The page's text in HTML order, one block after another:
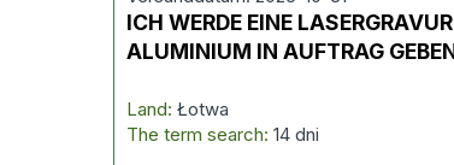
ICH WERDE EINE
ALUMINIUM IN AUFTRAG
Land: Łotwa
The term search:14 dni